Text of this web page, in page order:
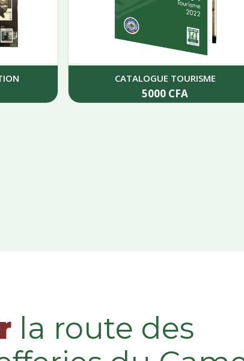
CATALOGUE TOURISME
5000 CFA
la route des